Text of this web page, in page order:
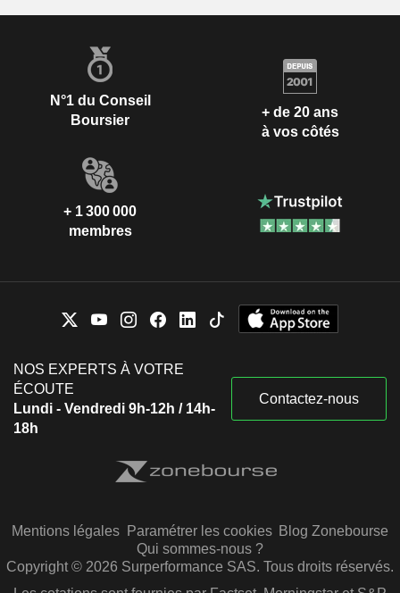
N°1 du Conseil
Boursier
+ de 20 ans
à vos côtés
+ 1 300 000
membres
NOS EXPERTS À VOTRE
ÉCOUTE
Lundi - Vendredi 9h-12h / 14h-
18h
Contactez-nous
Mentions légales Paramétrer les cookies Blog Zonebourse
Qui sommes-nous ?
Copyright © 2026 Surperformance SAS. Tous droits réservés.